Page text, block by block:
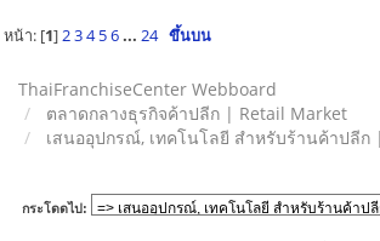
หน้า: [1]2 3 4 5 6 ... 24 ขึ้นบน
ThaiFranchiseCenter Webboard
ตลาดกลางธุรกิจค้าปลีก | Retail Market
เสนออุปกรณ์, เทคโนโลยี สำหรับร้านค้าปลี
กระโดดไป: